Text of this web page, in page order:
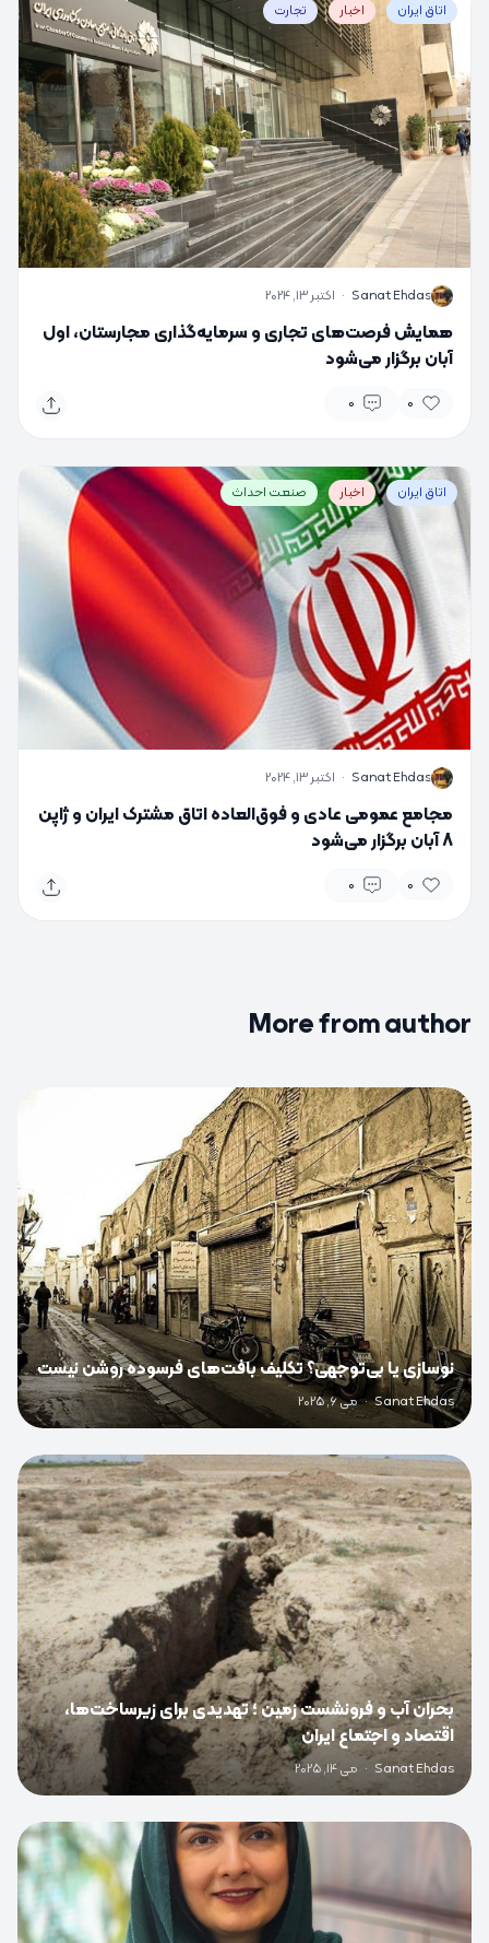
اتاق ایران اخبار تجارت
S
Sanat Ehdas
· اکتبر 13, 2024
همایش فرصت‌های تجاری و سرمایه‌گذاری مجارستان، اول
آبان برگزار می‌شود
0
0
اتاق ایران اخبار صنعت احداث
S
Sanat Ehdas
· اکتبر 13, 2024
مجامع عمومی عادی و فوق‌العاده اتاق مشترک ایران و ژاپن
8 آبان برگزار می‌شود
0
0
More from author
0
نوسازی یا بی‌توجهی؟ تکلیف بافت‌های فرسوده روشن نیست
Sanat Ehdas
· می 6, 2025
0
بحران آب و فرونشست زمین ؛ تهدیدی برای زیرساخت‌ها،
اقتصاد و اجتماع ایران
Sanat Ehdas
· می 14, 2025